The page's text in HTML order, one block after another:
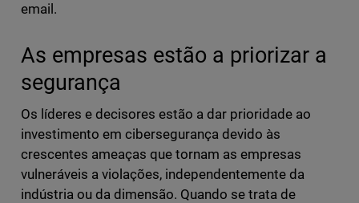
email.
As empresas estão a priorizar a
segurança
Os líderes e decisores estão a dar prioridade ao
investimento em cibersegurança devido às
crescentes ameaças que tornam as empresas
vulneráveis a violações, independentemente da
indústria ou da dimensão. Quando se trata de